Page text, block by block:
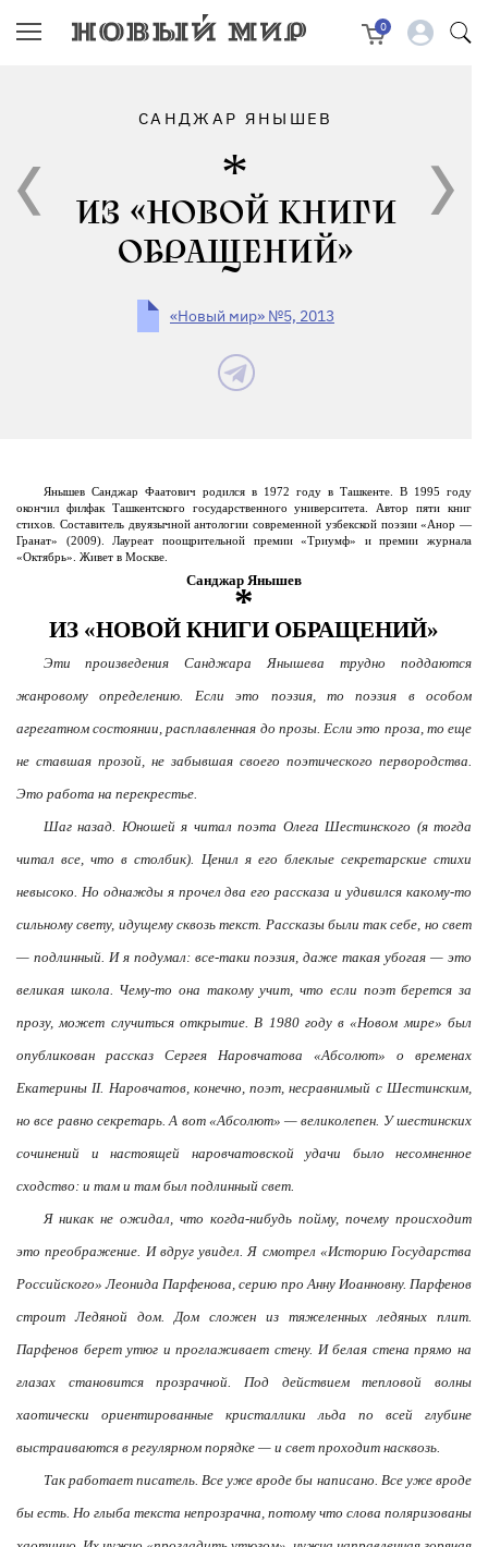
0
САНДЖАР ЯНЫШЕВ
ИЗ «НОВОЙ КНИГИ
ОБРАЩЕНИЙ»
«Новый мир» №5, 2013
Янышев Санджар Фаатович родился в 1972 году в Ташкенте. В 1995 году
окончил филфак Ташкентского государственного университета. Автор пяти книг
стихов. Составитель двуязычной антологии современной узбекской поэзии «Анор —
Гранат» (2009). Лауреат поощрительной премии «Триумф» и премии журнала
«Октябрь». Живет в Москве.
Санджар Янышев
*
ИЗ «НОВОЙ КНИГИ ОБРАЩЕНИЙ»
Эти произведения Санджара Янышева трудно поддаются
жанровому определению. Если это поэзия, то поэзия в особом
агрегатном состоянии, расплавленная до прозы. Если это проза, то еще
не ставшая прозой, не забывшая своего поэтического первородства.
Это работа на перекрестье.
Шаг назад. Юношей я читал поэта Олега Шестинского (я тогда
читал все, что в столбик). Ценил я его блеклые секретарские стихи
невысоко. Но однажды я прочел два его рассказа и удивился какому-то
сильному свету, идущему сквозь текст. Рассказы были так себе, но свет
— подлинный. И я подумал: все-таки поэзия, даже такая убогая — это
великая школа. Чему-то она такому учит, что если поэт берется за
прозу, может случиться открытие. В 1980 году в «Новом мире» был
опубликован рассказ Сергея Наровчатова «Абсолют» о временах
Екатерины II. Наровчатов, конечно, поэт, несравнимый с Шестинским,
но все равно секретарь. А вот «Абсолют» — великолепен. У шестинских
сочинений и настоящей наровчатовской удачи было несомненное
сходство: и там и там был подлинный свет.
Я никак не ожидал, что когда-нибудь пойму, почему происходит
это преображение. И вдруг увидел. Я смотрел «Историю Государства
Российского» Леонида Парфенова, серию про Анну Иоанновну. Парфенов
строит Ледяной дом. Дом сложен из тяжеленных ледяных плит.
Парфенов берет утюг и проглаживает стену. И белая стена прямо на
глазах становится прозрачной. Под действием тепловой волны
хаотически ориентированные кристаллики льда по всей глубине
выстраиваются в регулярном порядке — и свет проходит насквозь.
Так работает писатель. Все уже вроде бы написано. Все уже вроде
бы есть. Но глыба текста непрозрачна, потому что слова поляризованы